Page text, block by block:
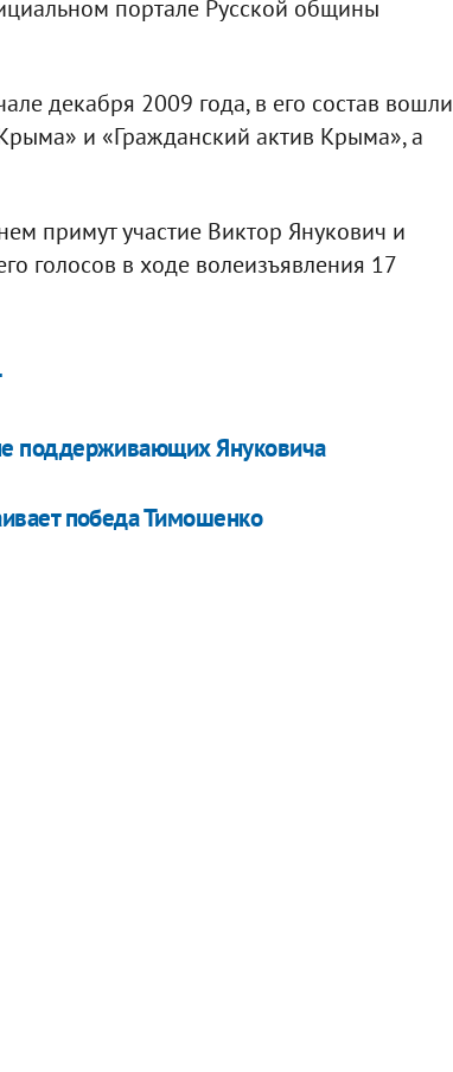
портале Русской общины
декабря 2009 года, в его состав вошли
и «Гражданский актив Крыма», а
примут участие Виктор Янукович и
голосов в ходе волеизъявления 17
поддерживающих Януковича
победа Тимошенко